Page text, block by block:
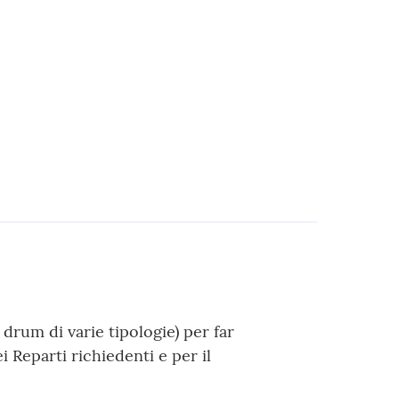
di varie tipologie) per far
Reparti richiedenti e per il